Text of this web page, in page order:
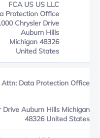
FCA US US LLC
Protection Office
Chrysler Drive
Auburn Hills
Michigan 48326
United States
Attn: Data Protection Office
Drive Auburn Hills Michigan
48326 United States